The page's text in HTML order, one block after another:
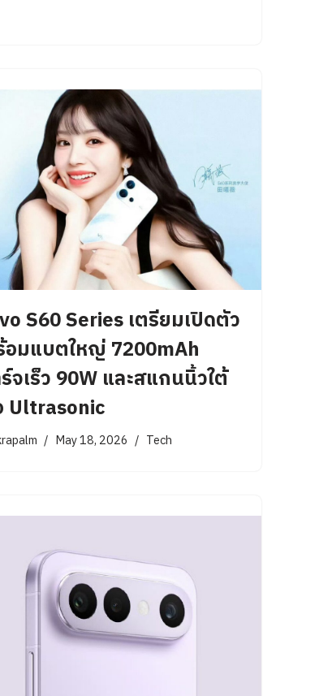
S60 Series เตรียมเปิดตัว
มแบตใหญ่ 7200mAh
จเร็ว 90W และสแกนนิ้วใต้
Ultrasonic
May 18, 2026 Tech